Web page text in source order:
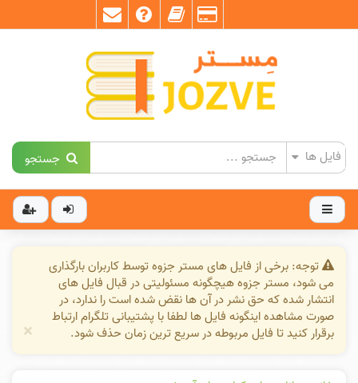
جستجو
توجه: برخی از فایل های مستر جزوه توسط کاربران بارگذاری
می شود، مستر جزوه هیچگونه مسئولیتی در قبال فایل های
انتشار شده که حق نشر در آن ها نقض شده است را ندارد، در
صورت مشاهده اینگونه فایل ها لطفا با پشتیبانی تلگرام ارتباط
برقرار کنید تا فایل مربوطه در سریع ترین زمان حذف شود.
×